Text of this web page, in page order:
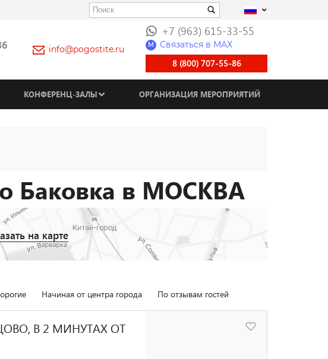
info@pogostite.ru
+7 (963) 615-33-55
M Связаться в МАХ
8 (800) 707-55-86
КОНФЕРЕНЦ-ЗАЛЫ ОРГАНИЗАЦИЯ МЕРОПРИЯТИЙ
Баковка в МОСКВА
на карте
Начиная от центра города По отзывам гостей
В 2 МИНУТАХ ОТ